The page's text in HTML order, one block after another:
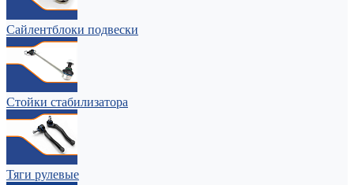
Сайлентблоки подвески
Стойки стабилизатора
Тяги рулевые